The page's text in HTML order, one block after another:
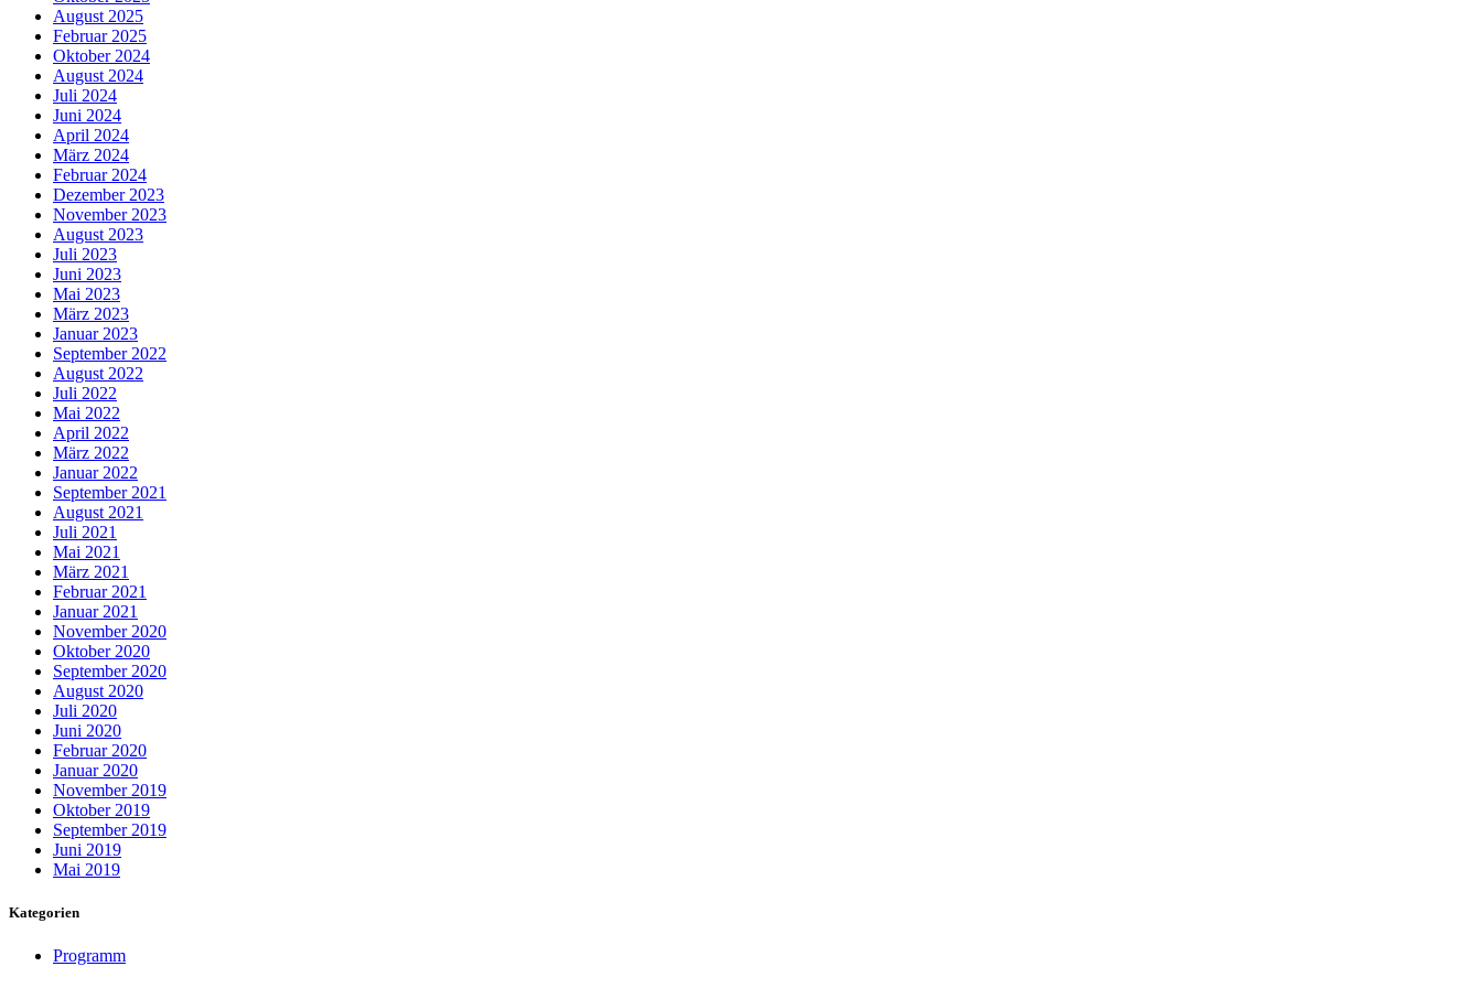
August 2025
Februar 2025
Oktober 2024
August 2024
Juli 2024
Juni 2024
April 2024
März 2024
Februar 2024
Dezember 2023
November 2023
August 2023
Juli 2023
Juni 2023
Mai 2023
März 2023
Januar 2023
September 2022
August 2022
Juli 2022
Mai 2022
April 2022
März 2022
Januar 2022
September 2021
August 2021
Juli 2021
Mai 2021
März 2021
Februar 2021
Januar 2021
November 2020
Oktober 2020
September 2020
August 2020
Juli 2020
Juni 2020
Februar 2020
Januar 2020
November 2019
Oktober 2019
September 2019
Juni 2019
Mai 2019
Kategorien
Programm